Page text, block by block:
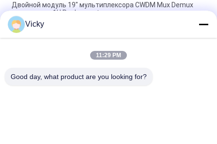
Двойной модуль 19" мультиплексора CWDM Mux Demux
волокна тип 1U Rachmount
FWDM Filter Mini ABS Box TX1550 RX 1310nm 1490nm SC UPC
SC APC
Настраиваемый мини-модуль CWDM Mux Demux на 8
Vicky
11:29 PM
Good day, what product are you looking for?